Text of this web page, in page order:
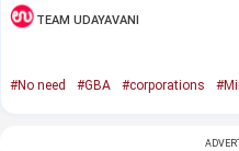
TEAM UDAYAVANI
#No need #GBA #corporations